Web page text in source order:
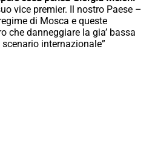
vice premier. Il nostro Paese –
di Mosca e queste
che danneggiare la gia’ bassa
internazionale”